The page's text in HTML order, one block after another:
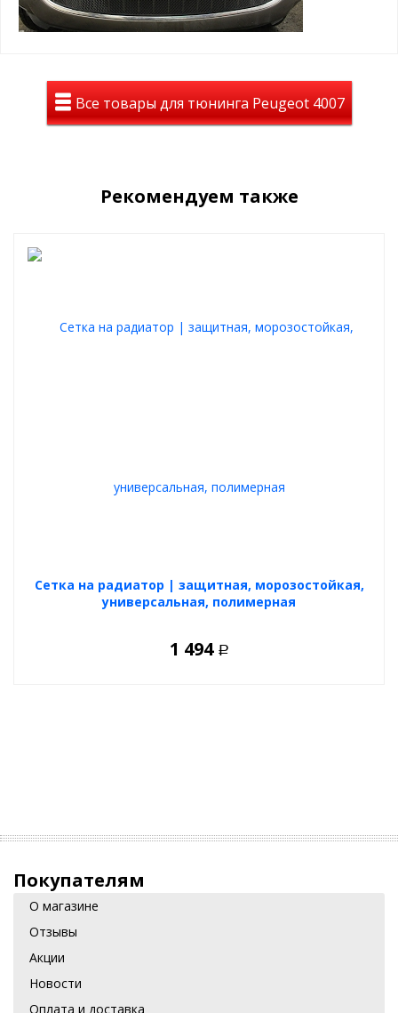
пластиковыми винтами в ячейку защитной сетки
радиатора
Все товары для тюнинга Peugeot 4007
Рекомендуем также
Cетка на радиатор | защитная, морозостойкая,
универсальная, полимерная
1 494 Р
Покупателям
О магазине
Отзывы
Акции
Новости
Оплата и доставка